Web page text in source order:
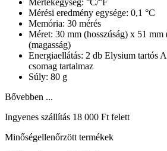
Mértékegység: °C/°F
Mérési eredmény egysége: 0,1 °C
Memória: 30 mérés
Méret: 30 mm (hosszúság) x 51 mm
(magasság)
Energiaellátás: 2 db Elysium tartós
csomag tartalmaz
Súly: 80 g
Bővebben ...
Ingyenes szállítás 18 000 Ft felett
Minőségellenőrzött termékek